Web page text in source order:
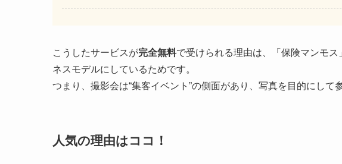
こうしたサービスが完全無料で受けられる理由は、「保険マンモ
ネスモデルにしているためです。
つまり、撮影会は“集客イベント”の側面があり、写真を目的にして
人気の理由はココ！